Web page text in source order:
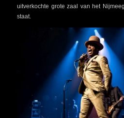
uitverkochte grote zaal van het
staat.